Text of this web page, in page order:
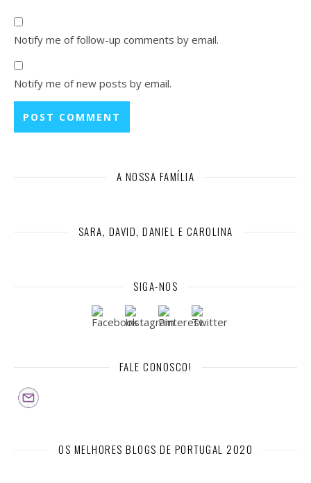
Notify me of follow-up comments by email.
Notify me of new posts by email.
A NOSSA FAMÍLIA
SARA, DAVID, DANIEL E CAROLINA
SIGA-NOS
FALE CONOSCO!
OS MELHORES BLOGS DE PORTUGAL 2020